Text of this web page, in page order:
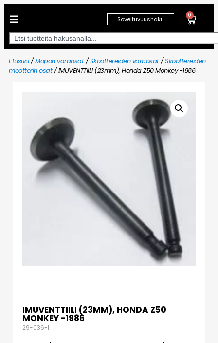
Soveltuvuushaku
0
Etusivu/Mopon varaosat/Skoottereiden varaosat/Skoottereiden
moottorin osat/ IMUVENTTIILI (23mm), Honda Z50 Monkey -1986
IMUVENTTIILI (23MM), HONDA Z50
MONKEY -1986
29-036-I